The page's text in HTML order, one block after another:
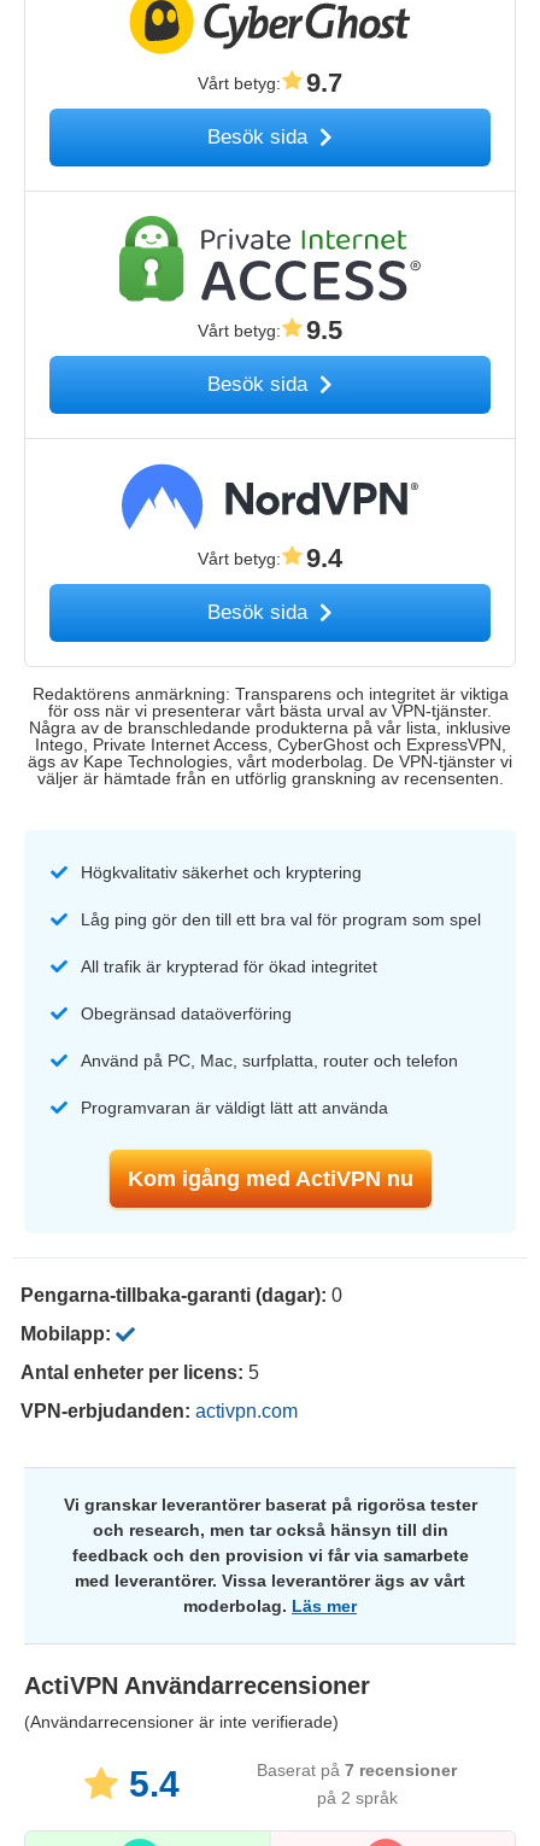
Vårt betyg: 9.7
Besök sida
Vårt betyg: 9.5
Besök sida
Vårt betyg: 9.4
Besök sida
Redaktörens anmärkning: Transparens och integritet är viktiga
för oss när vi presenterar vårt bästa urval av VPN-tjänster.
Några av de branschledande produkterna på vår lista, inklusive
Intego, Private Internet Access, CyberGhost och ExpressVPN,
ägs av Kape Technologies, vårt moderbolag. De VPN-tjänster vi
väljer är hämtade från en utförlig granskning av recensenten.
Högkvalitativ säkerhet och kryptering
Låg ping gör den till ett bra val för program som spel
All trafik är krypterad för ökad integritet
Obegränsad dataöverföring
Använd på PC, Mac, surfplatta, router och telefon
Programvaran är väldigt lätt att använda
Kom igång med ActiVPN nu
Pengarna-tillbaka-garanti (dagar): 0
Mobilapp:
Antal enheter per licens: 5
VPN-erbjudanden: activpn.com
Vi granskar leverantörer baserat på rigorösa tester
och research, men tar också hänsyn till din
feedback och den provision vi får via samarbete
med leverantörer. Vissa leverantörer ägs av vårt
moderbolag. Läs mer
ActiVPN Användarrecensioner
(Användarrecensioner är inte verifierade)
5.4 Baserat på 7 recensioner
på 2 språk